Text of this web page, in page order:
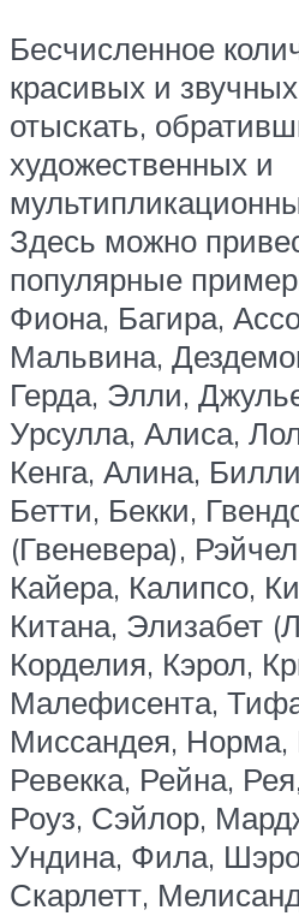
Бесчисленное
красивых и
отыскать,
художественных и
Здесь можно
популярные
Фиона, Багира,
Мальвина,
Герда, Элли,
Урсулла, Алиса,
Кенга, Алина,
Бетти, Бекки,
(Гвеневера),
Кайера, Калипсо,
Китана, Элизабет
Корделия, Кэрол,
Малефисента,
Миссандея, Норма,
Ревекка, Рейна,
Роуз, Сэйлор,
Ундина, Фила,
Скарлетт,